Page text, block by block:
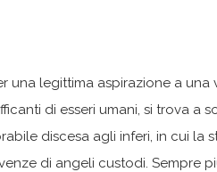
legittima aspirazione a una
di esseri umani, si trova a
discesa agli inferi, in cui la
di angeli custodi. Sempre